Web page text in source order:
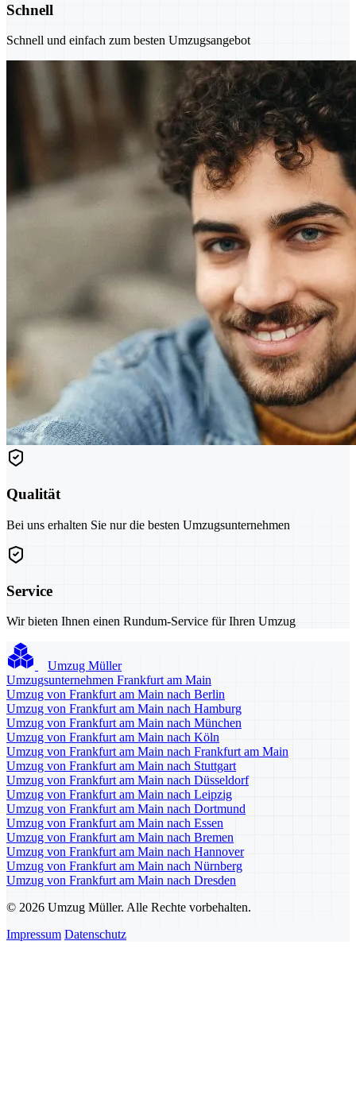
Schnell
Schnell und einfach zum besten Umzugsangebot
Qualität
Bei uns erhalten Sie nur die besten Umzugsunternehmen
Service
Wir bieten Ihnen einen Rundum-Service für Ihren Umzug
Umzug Müller
Umzugsunternehmen Frankfurt am Main
Umzug von Frankfurt am Main nach Berlin
Umzug von Frankfurt am Main nach Hamburg
Umzug von Frankfurt am Main nach München
Umzug von Frankfurt am Main nach Köln
Umzug von Frankfurt am Main nach Frankfurt am Main
Umzug von Frankfurt am Main nach Stuttgart
Umzug von Frankfurt am Main nach Düsseldorf
Umzug von Frankfurt am Main nach Leipzig
Umzug von Frankfurt am Main nach Dortmund
Umzug von Frankfurt am Main nach Essen
Umzug von Frankfurt am Main nach Bremen
Umzug von Frankfurt am Main nach Hannover
Umzug von Frankfurt am Main nach Nürnberg
Umzug von Frankfurt am Main nach Dresden
© 2026 Umzug Müller. Alle Rechte vorbehalten.
Impressum Datenschutz